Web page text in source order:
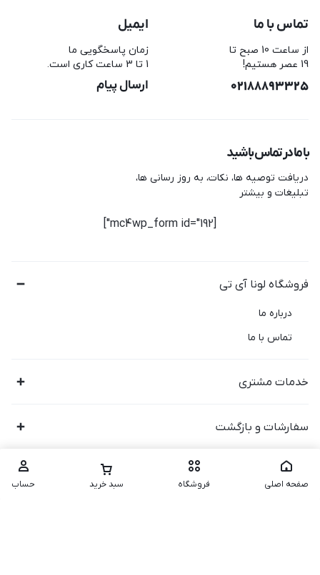
تماس با ما
از ساعت 10 صبح تا
19 عصر هستیم!
02188893325
ایمیل
زمان پاسخگویی ما
1 تا 3 ساعت کاری است.
ارسال پیام
با ما در تماس باشید
دریافت توصیه ها، نکات، به روز رسانی ها،
تبلیغات و بیشتر
[mc4wp_form id="192"]
فروشگاه لونا آی تی
درباره ما
تماس با ما
خدمات مشتری
سفارشات و بازگشت
صفحه اصلی فروشگاه سبد خرید حساب